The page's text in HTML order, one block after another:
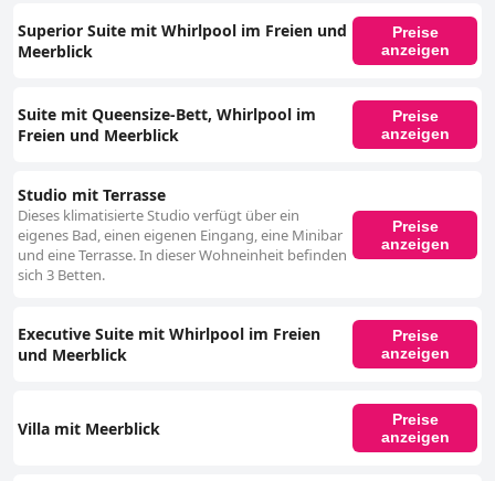
Superior Suite mit Whirlpool im Freien und
Meerblick
Preise
anzeigen
Suite mit Queensize-Bett, Whirlpool im
Freien und Meerblick
Preise
anzeigen
Studio mit Terrasse
Dieses klimatisierte Studio verfügt über ein
eigenes Bad, einen eigenen Eingang, eine Minibar
und eine Terrasse. In dieser Wohneinheit befinden
sich 3 Betten.
Preise
anzeigen
Executive Suite mit Whirlpool im Freien
und Meerblick
Preise
anzeigen
Villa mit Meerblick
Preise
anzeigen